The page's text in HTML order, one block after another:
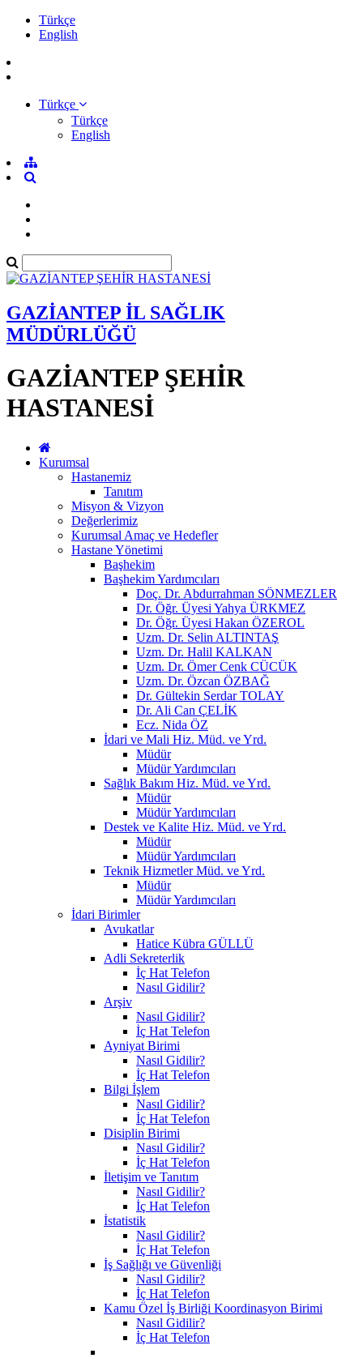
Türkçe
English
Türkçe
Türkçe
English
GAZİANTEP İL SAĞLIK
MÜDÜRLÜĞÜ
GAZİANTEP ŞEHİR
HASTANESİ
Kurumsal
Hastanemiz
Tanıtım
Misyon & Vizyon
Değerlerimiz
Kurumsal Amaç ve Hedefler
Hastane Yönetimi
Başhekim
Başhekim Yardımcıları
Doç. Dr. Abdurrahman SÖNMEZLER
Dr. Öğr. Üyesi Yahya ÜRKMEZ
Dr. Öğr. Üyesi Hakan ÖZEROL
Uzm. Dr. Selin ALTINTAŞ
Uzm. Dr. Halil KALKAN
Uzm. Dr. Ömer Cenk CÜCÜK
Uzm. Dr. Özcan ÖZBAĞ
Dr. Gültekin Serdar TOLAY
Dr. Ali Can ÇELİK
Ecz. Nida ÖZ
İdari ve Mali Hiz. Müd. ve Yrd.
Müdür
Müdür Yardımcıları
Sağlık Bakım Hiz. Müd. ve Yrd.
Müdür
Müdür Yardımcıları
Destek ve Kalite Hiz. Müd. ve Yrd.
Müdür
Müdür Yardımcıları
Teknik Hizmetler Müd. ve Yrd.
Müdür
Müdür Yardımcıları
İdari Birimler
Avukatlar
Hatice Kübra GÜLLÜ
Adli Sekreterlik
İç Hat Telefon
Nasıl Gidilir?
Arşiv
Nasıl Gidilir?
İç Hat Telefon
Ayniyat Birimi
Nasıl Gidilir?
İç Hat Telefon
Bilgi İşlem
Nasıl Gidilir?
İç Hat Telefon
Disiplin Birimi
Nasıl Gidilir?
İç Hat Telefon
İletişim ve Tanıtım
Nasıl Gidilir?
İç Hat Telefon
İstatistik
Nasıl Gidilir?
İç Hat Telefon
İş Sağlığı ve Güvenliği
Nasıl Gidilir?
İç Hat Telefon
Kamu Özel İş Birliği Koordinasyon Birimi
Nasıl Gidilir?
İç Hat Telefon